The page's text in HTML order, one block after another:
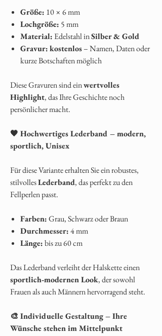
Größe: 10 × 6 mm
Lochgröße: 5 mm
Material: Edelstahl inSilber & Gold
Gravur:kostenlos– Namen, Daten oder
kurze Botschaften möglich
Diese Gravuren sind einwertvolles
Highlight, das Ihre Geschichte noch
persönlicher macht.
🖤 Hochwertiges Lederband – modern,
sportlich, Unisex
Für diese Variante erhalten Sie ein robustes,
stilvollesLederband, das perfekt zu den
Fellperlen passt.
Farben:Grau, Schwarz oder Braun
Durchmesser:4 mm
Länge:bis zu 60 cm
Das Lederband verleiht der Halskette einen
sportlich‑modernen Look, der sowohl
Frauen als auch Männern hervorragend steht.
🎨 Individuelle Gestaltung – Ihre
Wünsche stehen im Mittelpunkt